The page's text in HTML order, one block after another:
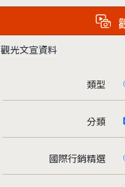
觀光文宣資料
類型
分類
國際行銷精選